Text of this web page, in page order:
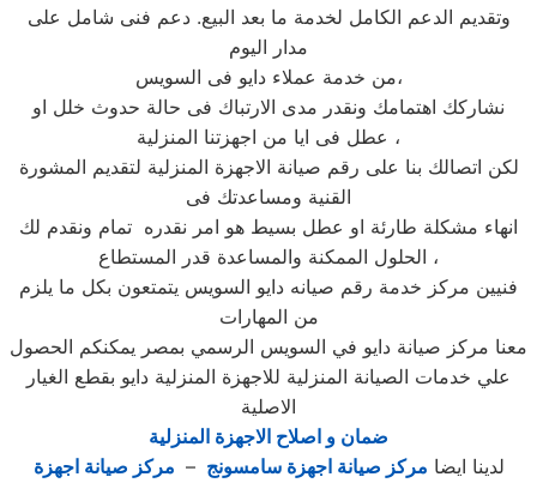
وتقديم الدعم الكامل لخدمة ما بعد البيع. دعم فنى شامل على
مدار اليوم
من خدمة عملاء دايو فى السويس،
نشاركك اهتمامك ونقدر مدى الارتباك فى حالة حدوث خلل او
عطل فى ايا من اجهزتنا المنزلية ،
لكن اتصالك بنا على رقم صيانة الاجهزة المنزلية لتقديم المشورة
القنية ومساعدتك فى
انهاء مشكلة طارئة او عطل بسيط هو امر نقدره تمام ونقدم لك
الحلول الممكنة والمساعدة قدر المستطاع ،
فنيين مركز خدمة رقم صيانه دايو السويس يتمتعون بكل ما يلزم
من المهارات
معنا مركز صيانة دايو في السويس الرسمي بمصر يمكنكم الحصول
علي خدمات الصيانة المنزلية للاجهزة المنزلية دايو بقطع الغيار
الاصلية
ضمان و اصلاح الاجهزة المنزلية
لدينا ايضا مركز صيانة اجهزة سامسونج – مركز صيانة اجهزة